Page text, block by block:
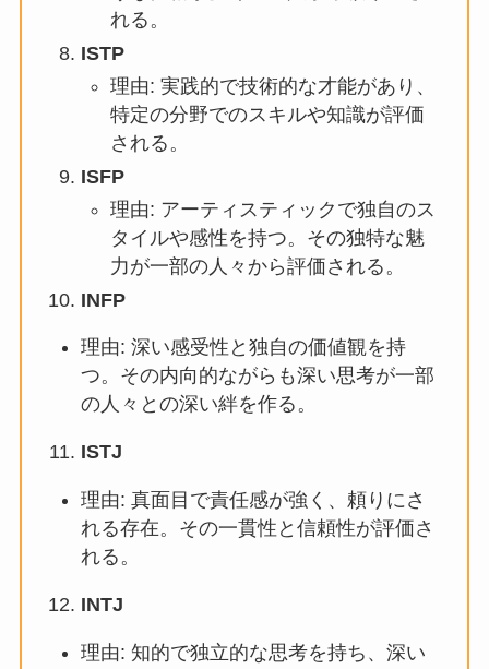
れる。
ISTP
理由: 実践的で技術的な才能があり、
特定の分野でのスキルや知識が評価
される。
ISFP
理由: アーティスティックで独自のス
タイルや感性を持つ。その独特な魅
力が一部の人々から評価される。
INFP
理由: 深い感受性と独自の価値観を持
つ。その内向的ながらも深い思考が一部
の人々との深い絆を作る。
ISTJ
理由: 真面目で責任感が強く、頼りにさ
れる存在。その一貫性と信頼性が評価さ
れる。
INTJ
理由: 知的で独立的な思考を持ち、深い